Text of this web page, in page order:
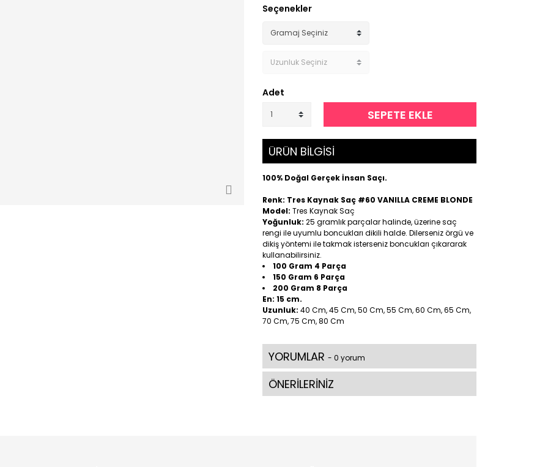
Seçenekler
Adet
SEPETE EKLE
ÜRÜN BİLGİSİ
100% Doğal Gerçek İnsan Saçı.
Renk: Tres Kaynak Saç #60 VANILLA CREME BLONDE
Model: Tres Kaynak Saç
Yoğunluk: 25 gramlık parçalar halinde, üzerine saç
rengi ile uyumlu boncukları dikili halde. Dilerseniz örgü ve
dikiş yöntemi ile takmak isterseniz boncukları çıkararak
kullanabilirsiniz.
100 Gram 4 Parça
150 Gram 6 Parça
200 Gram 8 Parça
En: 15 cm.
Uzunluk: 40 Cm, 45 Cm, 50 Cm, 55 Cm, 60 Cm, 65 Cm,
70 Cm, 75 Cm, 80 Cm
YORUMLAR - 0 yorum
ÖNERİLERİNİZ